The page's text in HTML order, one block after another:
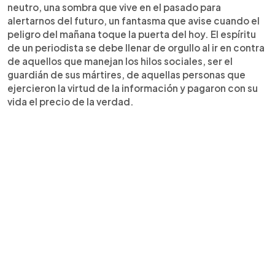
neutro, una sombra que vive en el pasado para
alertarnos del futuro, un fantasma que avise cuando el
peligro del mañana toque la puerta del hoy. El espíritu
de un periodista se debe llenar de orgullo al ir en contra
de aquellos que manejan los hilos sociales, ser el
guardián de sus mártires, de aquellas personas que
ejercieron la virtud de la información y pagaron con su
vida el precio de la verdad.